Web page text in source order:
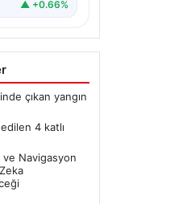
▲ +0.66%
çıkan yangın
4 katlı
Navigasyon